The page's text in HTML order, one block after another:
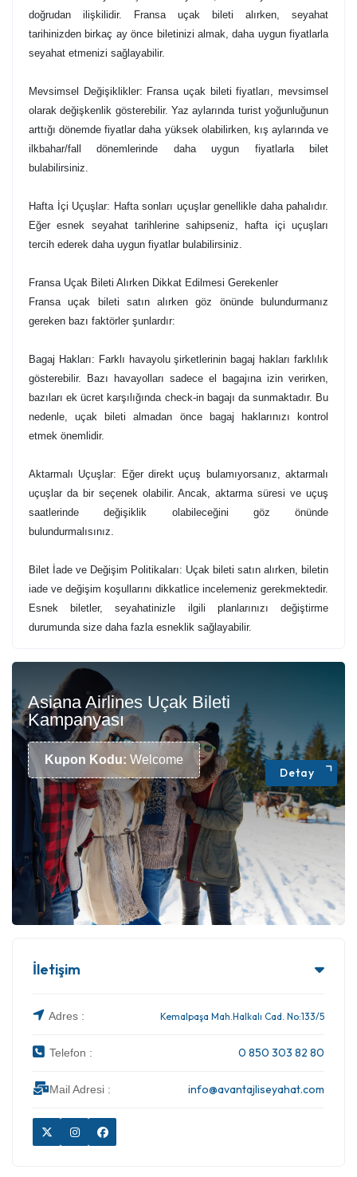
doğrudan ilişkilidir. Fransa uçak bileti alırken, seyahat
tarihinizden birkaç ay önce biletinizi almak, daha uygun fiyatlarla
seyahat etmenizi sağlayabilir.
Mevsimsel Değişiklikler: Fransa uçak bileti fiyatları, mevsimsel
olarak değişkenlik gösterebilir. Yaz aylarında turist yoğunluğunun
arttığı dönemde fiyatlar daha yüksek olabilirken, kış aylarında ve
ilkbahar/fall dönemlerinde daha uygun fiyatlarla bilet
bulabilirsiniz.
Hafta İçi Uçuşlar: Hafta sonları uçuşlar genellikle daha pahalıdır.
Eğer esnek seyahat tarihlerine sahipseniz, hafta içi uçuşları
tercih ederek daha uygun fiyatlar bulabilirsiniz.
Fransa Uçak Bileti Alırken Dikkat Edilmesi Gerekenler
Fransa uçak bileti satın alırken göz önünde bulundurmanız
gereken bazı faktörler şunlardır:
Bagaj Hakları: Farklı havayolu şirketlerinin bagaj hakları farklılık
gösterebilir. Bazı havayolları sadece el bagajına izin verirken,
bazıları ek ücret karşılığında check-in bagajı da sunmaktadır. Bu
nedenle, uçak bileti almadan önce bagaj haklarınızı kontrol
etmek önemlidir.
Aktarmalı Uçuşlar: Eğer direkt uçuş bulamıyorsanız, aktarmalı
uçuşlar da bir seçenek olabilir. Ancak, aktarma süresi ve uçuş
saatlerinde değişiklik olabileceğini göz önünde
bulundurmalısınız.
Bilet İade ve Değişim Politikaları: Uçak bileti satın alırken, biletin
iade ve değişim koşullarını dikkatlice incelemeniz gerekmektedir.
Esnek biletler, seyahatinizle ilgili planlarınızı değiştirme
durumunda size daha fazla esneklik sağlayabilir.
Asiana Airlines Uçak Bileti
Kampanyası
Kupon Kodu: Welcome
Detay
İletişim
Adres : Kemalpaşa Mah.Halkalı Cad. No:133/5
Telefon : 0 850 303 82 80
Mail Adresi : info@avantajliseyahat.com